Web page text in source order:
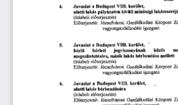
4. Javaslat a Budapest VIII. kerület,
alatti lakás pályázaton kívüli minőségi
(írásbeli előterjesztés)
Előterjesztő: Józsefvárosi Gazdálkodási Központ
vagyongazdálkodási igazgató
5. Javaslat a Budapest VIII. kerület,
bérlő bérleti jogviszonyának közös
megszüntetésére, másik lakás bérbeadása mellett
(írásbeli előterjesztés)
Előterjesztő: Józsefvárosi Gazdálkodási Központ
vagyongazdálkodási igazgató
6. Javaslat a Budapest VIII. kerület,
alatti lakás bérbeadására
(írásbeli előterjesztés)
Előterjesztő: Józsefvárosi Gazdálkodási Központ